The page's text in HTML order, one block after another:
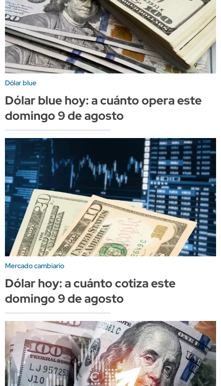
Dólar blue
Dólar blue hoy: a cuánto opera este
domingo 9 de agosto
Mercado cambiario
Dólar hoy: a cuánto cotiza este
domingo 9 de agosto